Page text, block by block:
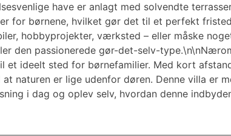
have er anlagt med solvendte
for børnene, hvilket gør det til et perfekt
hobbyprojekter, værksted – eller måske
den passionerede gør-det-selv-
et ideelt sted for børnefamilier. Med kort
naturen er lige udenfor døren. Denne villa er
i dag og oplev selv, hvordan denne